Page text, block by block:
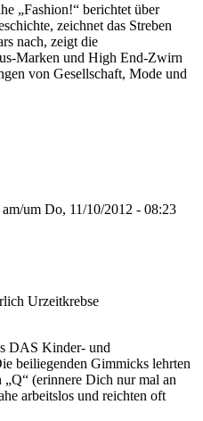
„Fashion!“ berichtet über
zeichnet das Streben
nach, zeigt die
Marken und High End-Zwirn
von Gesellschaft, Mode und
am/um Do, 11/10/2012 - 08:23
Urzeitkrebse
DAS Kinder- und
beiliegenden Gimmicks lehrten
(erinnere Dich nur mal an
arbeitslos und reichten oft